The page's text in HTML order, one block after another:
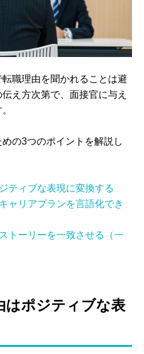
職理由を聞かれることは避
え方次第で、面接官に与え
の3つのポイントを解説し
ティブな表現に変換する
ャリアプランを言語化でき
トーリーを一致させる（一
はポジティブな表